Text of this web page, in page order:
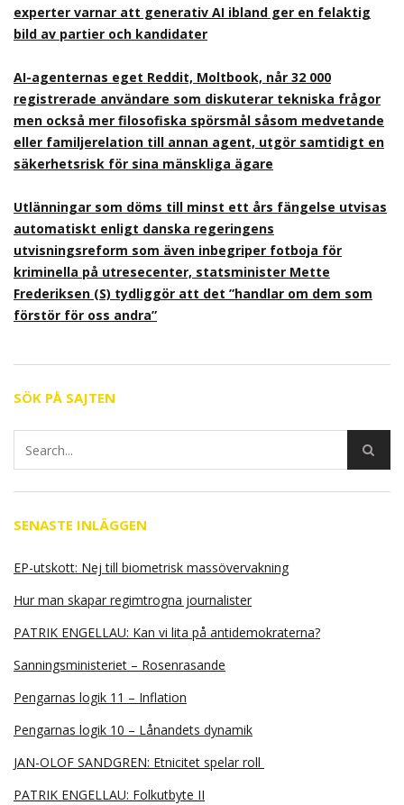
experter varnar att generativ AI ibland ger en felaktig
bild av partier och kandidater
AI-agenternas eget Reddit, Moltbook, når 32 000
registrerade användare som diskuterar tekniska frågor
men också mer filosofiska spörsmål såsom medvetande
eller familjerelation till annan agent, utgör samtidigt en
säkerhetsrisk för sina mänskliga ägare
Utlänningar som döms till minst ett års fängelse utvisas
automatiskt enligt danska regeringens
utvisningsreform som även inbegriper fotboja för
kriminella på utresecenter, statsminister Mette
Frederiksen (S) tydliggör att det ”handlar om dem som
förstör för oss andra”
SÖK PÅ SAJTEN
SENASTE INLÄGGEN
EP-utskott: Nej till biometrisk massövervakning
Hur man skapar regimtrogna journalister
PATRIK ENGELLAU: Kan vi lita på antidemokraterna?
Sanningsministeriet – Rosenrasande
Pengarnas logik 11 – Inflation
Pengarnas logik 10 – Lånandets dynamik
JAN-OLOF SANDGREN: Etnicitet spelar roll
PATRIK ENGELLAU: Folkutbyte II